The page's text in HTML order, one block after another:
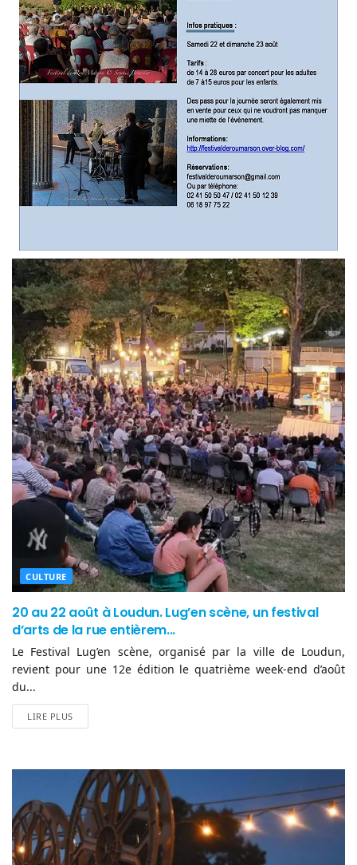
CULTURE
20 au 22 août à Loudun. Lug’en scène, un festival
d’arts de la rue entièrem...
Le Festival Lug’en scène, organisé par la ville de Loudun,
revient pour une 12e édition le quatrième week-end d’août
du...
LIRE PLUS